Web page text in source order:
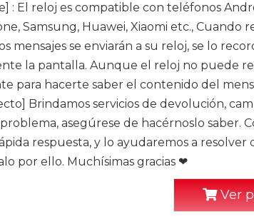
: El reloj es compatible con teléfonos
Samsung, Huawei, Xiaomi etc., Cuando
mensajes se enviarán a su reloj, se lo
la pantalla. Aunque el reloj no puede
para hacerte saber el contenido del
Brindamos servicios de devolución,
asegúrese de hacérnoslo saber.
respuesta, y lo ayudaremos a resolver
por ello. Muchísimas gracias ❤
Ver